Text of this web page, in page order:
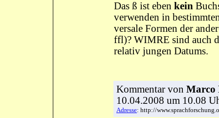
Das ß ist eben kein
verwenden in
versale Formen der
ffl)? WIMRE sind auch
relativ jungen Datums.
Kommentar von Marco
10.04.2008 um 10.08
Adresse: http://